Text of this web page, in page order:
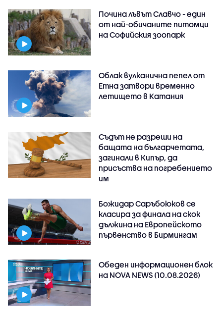
Почина лъвът Славчо - един
от най-обичаните питомци
на Софийския зоопарк
Облак вулканична пепел от
Етна затвори временно
летището в Катания
Съдът не разреши на
бащата на българчетата,
загинали в Кипър, да
присъства на погребението
им
Божидар Саръбоюков се
класира за финала на скок
дължина на Европейското
първенство в Бирмингам
Обеден информационен блок
на NOVA NEWS (10.08.2026)